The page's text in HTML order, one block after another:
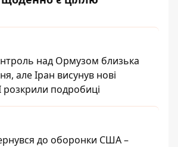
над Ормузом близька
але Іран висунув нові
подробиці
до оборонки США –